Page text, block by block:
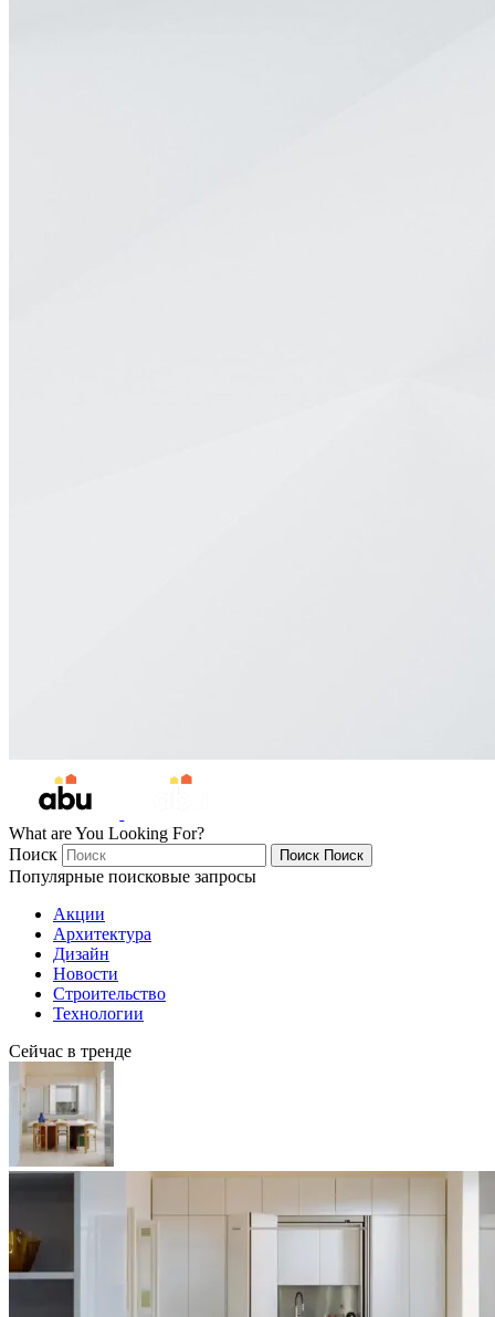
What are You Looking For?
Поиск
Поиск Поиск
Популярные поисковые запросы
Акции
Архитектура
Дизайн
Новости
Строительство
Технологии
Сейчас в тренде